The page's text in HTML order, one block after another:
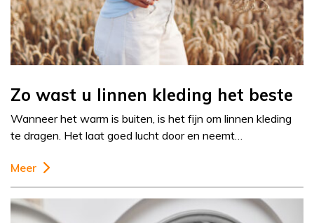
Zo wast u linnen kleding het beste
Wanneer het warm is buiten, is het fijn om linnen kleding
te dragen. Het laat goed lucht door en neemt…
Meer